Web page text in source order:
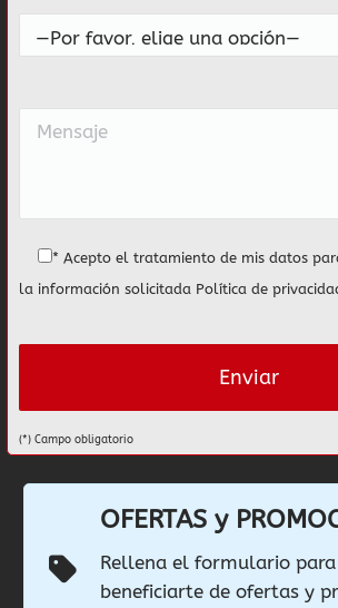
* Acepto el tratamiento de mis datos
la información solicitada Política de
(*) Campo obligatorio
OFERTAS y
Rellena el formulario
beneficiarte de ofertas y